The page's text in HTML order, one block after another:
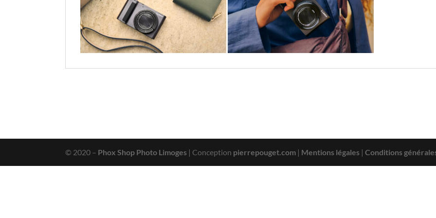
© 2020 – Phox Shop Photo Limoges | Conception pierrepouget.com | Mentions légales |Conditions